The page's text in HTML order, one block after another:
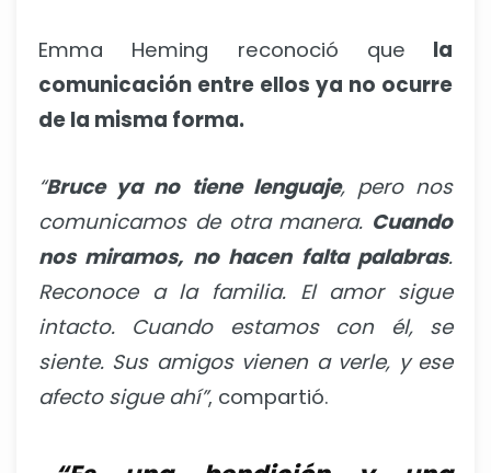
Emma Heming reconoció que la
comunicación entre ellos ya no ocurre
de la misma forma.
“Bruce ya no tiene lenguaje, pero nos
comunicamos de otra manera. Cuando
nos miramos, no hacen falta palabras.
Reconoce a la familia. El amor sigue
intacto. Cuando estamos con él, se
siente. Sus amigos vienen a verle, y ese
afecto sigue ahí”, compartió.